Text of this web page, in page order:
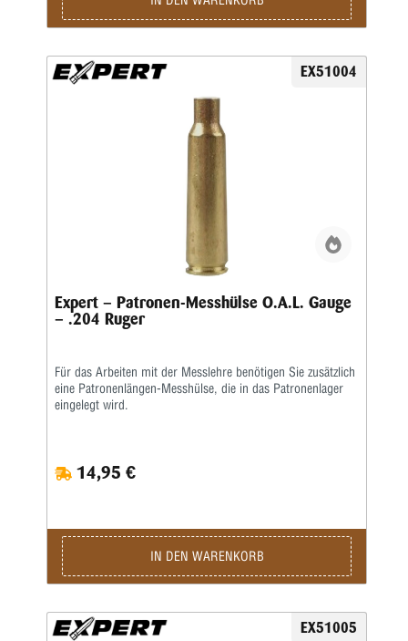
EX51004
Expert – Patronen-Messhülse O.A.L. Gauge
– .204 Ruger
Für das Arbeiten mit der Messlehre benötigen Sie zusätzlich
eine Patronenlängen-Messhülse, die in das Patronenlager
eingelegt wird.
14,95 €
IN DEN WARENKORB
EX51005